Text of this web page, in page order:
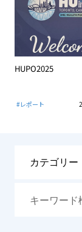
HUPO2025
#レポート